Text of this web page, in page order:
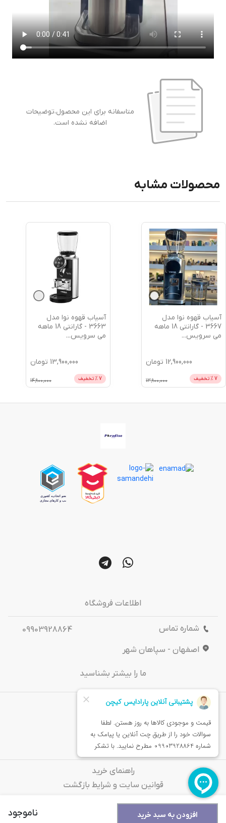
افزودن به سبد خرید ناموجود
متاسفانه برای این محصول،توضیحات
اضافه نشده است.
محصولات مشابه
آسیاب قهوه نوا مدل
3667 - گارانتی 18 ماهه
می سرویس...
12,900,000 تومان
7 % تخفیف 13,900,000
آسیاب قهوه نوا مدل
3663 - گارانتی 18 ماهه
می سرویس...
13,900,000 تومان
7 % تخفیف 14,900,000
اطلاعات فروشگاه
شماره تماس
09903928864
اصفهان - سپاهان شهر
ما را بیشتر بشناسید
درباره‌ ما
تماس باما
خدمات مشتریان
راهنمای خرید
قوانین سایت و شرایط بازگشت